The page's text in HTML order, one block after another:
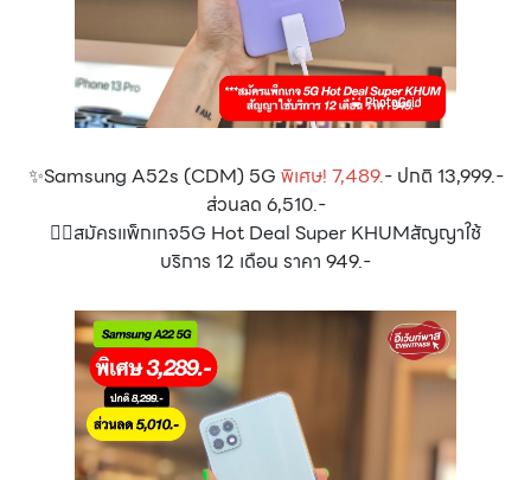
✨Samsung A52s (CDM) 5G พิเศษ! 7,489.- ปกติ 13,999.-
ส่วนลด 6,510.-
👉🏻สมัครแพ็กเกจ5G Hot Deal Super KHUMสัญญาใช้
บริการ 12 เดือน ราคา 949.-